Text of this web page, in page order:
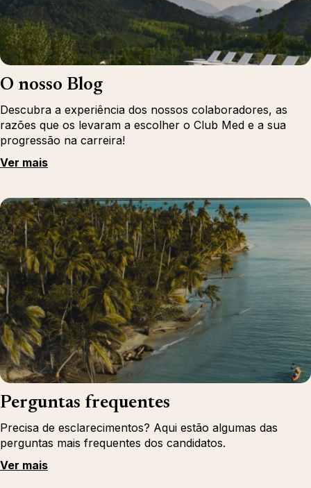
O nosso Blog
Descubra a experiência dos nossos colaboradores, as
razões que os levaram a escolher o Club Med e a sua
progressão na carreira!
Ver mais
Perguntas frequentes
Precisa de esclarecimentos? Aqui estão algumas das
perguntas mais frequentes dos candidatos.
Ver mais